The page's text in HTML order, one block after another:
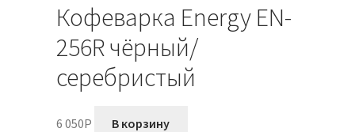
Кофеварка Energy EN-
256R чёрный/
серебристый
6 050P В корзину